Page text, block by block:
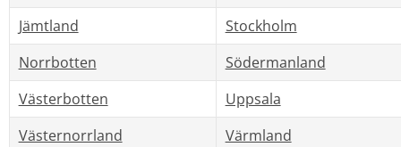
Jämtland
Stockholm
Norrbotten
Södermanland
Västerbotten
Uppsala
Västernorrland
Värmland